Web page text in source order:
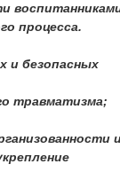
процесса.
и безопасных
травматизма;